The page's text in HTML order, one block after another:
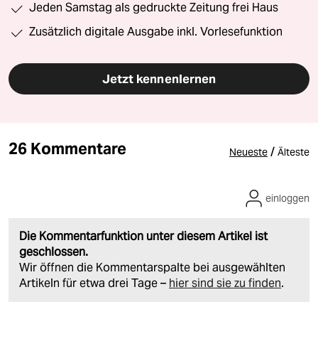
Jeden Samstag als gedruckte Zeitung frei Haus
Zusätzlich digitale Ausgabe inkl. Vorlesefunktion
Jetzt kennenlernen
26 Kommentare Neueste / Älteste
Die Kommentarfunktion unter diesem Artikel ist
geschlossen.
Wir öffnen die Kommentarspalte bei ausgewählten
Artikeln für etwa drei Tage – hier sind sie zu finden.
einloggen